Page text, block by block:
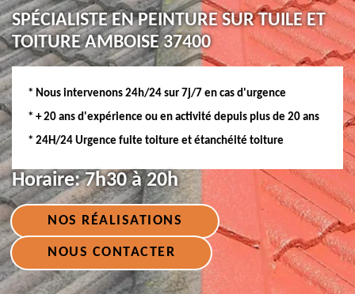
SPÉCIALISTE EN PEINTURE SUR TUILE ET
TOITURE AMBOISE 37400
* Nous intervenons 24h/24 sur 7j/7 en cas d'urgence
* + 20 ans d'expérience ou en activité depuis plus de 20 ans
* 24H/24 Urgence fuite toiture et étanchéité toiture
Horaire:7h30 à 20h
NOS RÉALISATIONS
NOUS CONTACTER